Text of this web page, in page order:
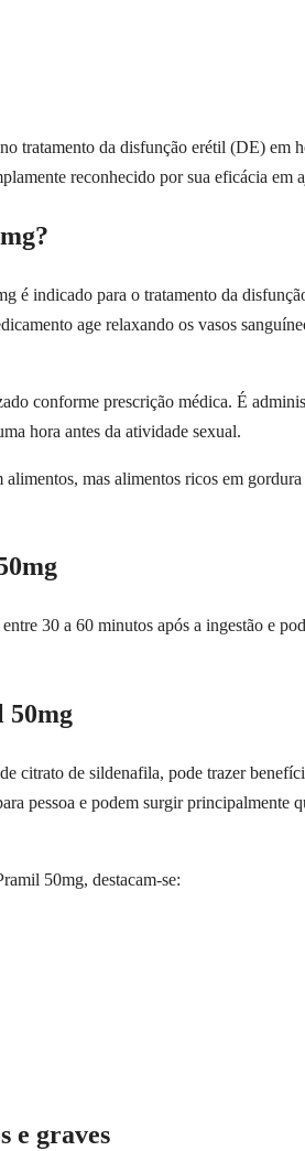
tratamento da disfunção erétil (DE) em
reconhecido por sua eficácia em
é indicado para o tratamento da
age relaxando os vasos
conforme prescrição médica. É
hora antes da atividade sexual.
mas alimentos ricos em
30 a 60 minutos após a ingestão e
50mg
citrato de sildenafila, pode trazer
pessoa e podem surgir
50mg, destacam-se:
e graves